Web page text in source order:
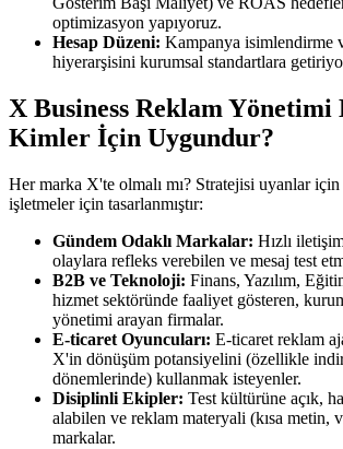
optimizasyon yapıyoruz.
Hesap Düzeni: Kampanya isimlendirme
hiyerarşisini kurumsal standartlara
X Business Reklam
Kimler İçin Uygundur?
Her marka X'te olmalı mı? Stratejisi uyanlar
işletmeler için tasarlanmıştır:
Gündem Odaklı Markalar: Hızlı
olaylara refleks verebilen ve mesaj test
B2B ve Teknoloji: Finans, Yazılım,
hizmet sektöründe faaliyet gösteren,
yönetimi arayan firmalar.
E-ticaret Oyuncuları: E-ticaret reklam
X'in dönüşüm potansiyelini (özellikle
dönemlerinde) kullanmak isteyenler.
Disiplinli Ekipler: Test kültürüne açık,
alabilen ve reklam materyali (kısa metin,
markalar.